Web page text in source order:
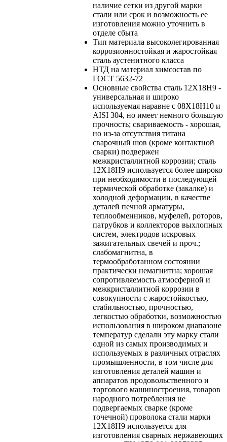
наличие сетки из другой марки
стали или срок и возможность ее
изготовления можно уточнить в
отделе сбыта
Тип материала высоколегированная
коррозионностойкая и жаростойкая
сталь аустенитного класса
НТД на материал химсостав по
ГОСТ 5632-72
Основные свойства сталь 12Х18Н9 -
универсальная и широко
используемая наравне с 08Х18Н10 и
AISI 304, но имеет немного большую
прочность; свариваемость - хорошая,
но из-за отсутствия титана
сварочный шов (кроме контактной
сварки) подвержен
межкристаллитной коррозии; сталь
12Х18Н9 используется более широко
при необходимости в последующей
термической обработке (закалке) и
холодной деформации, в качестве
деталей печной арматуры,
теплообменников, муфелей, роторов,
патрубков и коллекторов выхлопных
систем, электродов искровых
зажигательных свечей и проч.;
слабомагнитна, в
термообработанном состоянии
практически немагнитна; хорошая
сопротивляемость атмосферной и
межкристаллитной коррозии в
совокупности с жаростойкостью,
стабильностью, прочностью,
легкостью обработки, возможностью
использования в широком диапазоне
температур сделали эту марку стали
одной из самых производимых и
используемых в различных отраслях
промышленности, в том числе для
изготовления деталей машин и
аппаратов продовольственного и
торгового машиностроения, товаров
народного потребления не
подвергаемых сварке (кроме
точечной) проволока стали марки
12Х18Н9 используется для
изготовления сварных нержавеющих